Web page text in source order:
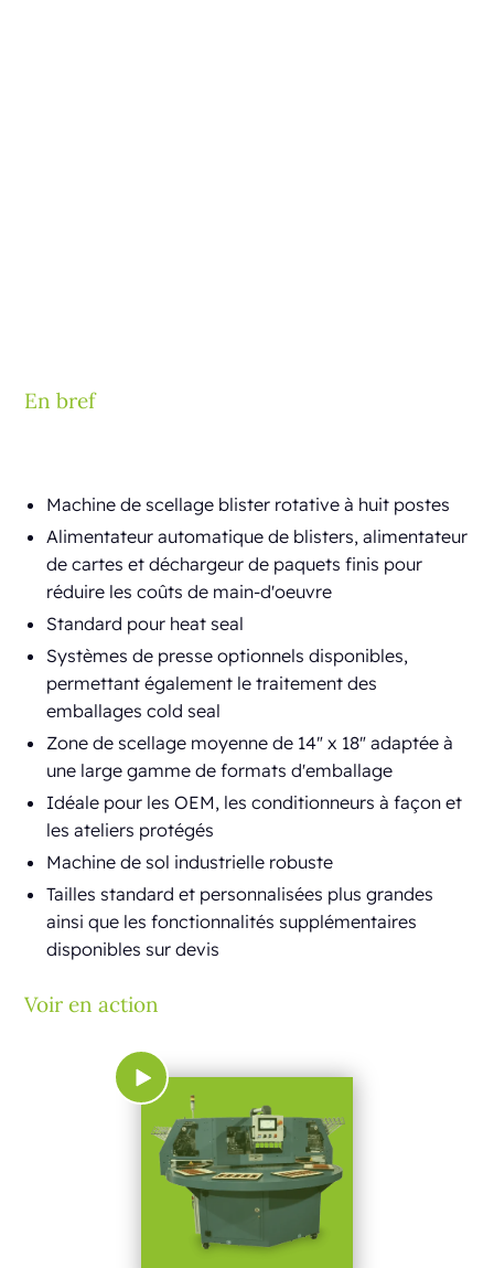
En bref
Machine de scellage blister rotative à huit postes
Alimentateur automatique de blisters, alimentateur
de cartes et déchargeur de paquets finis pour
réduire les coûts de main-d'oeuvre
Standard pour heat seal
Systèmes de presse optionnels disponibles,
permettant également le traitement des
emballages cold seal
Zone de scellage moyenne de 14" x 18" adaptée à
une large gamme de formats d'emballage
Idéale pour les OEM, les conditionneurs à façon et
les ateliers protégés
Machine de sol industrielle robuste
Tailles standard et personnalisées plus grandes
ainsi que les fonctionnalités supplémentaires
disponibles sur devis
Voir en action